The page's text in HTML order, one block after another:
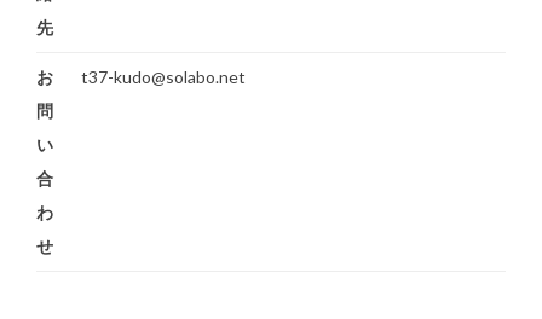
先
お
問
い
合
わ
せ
t37-kudo@solabo.net